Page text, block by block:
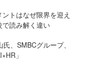
トはなぜ限界を迎え
読み解く違い
、SMBCグループ、
」